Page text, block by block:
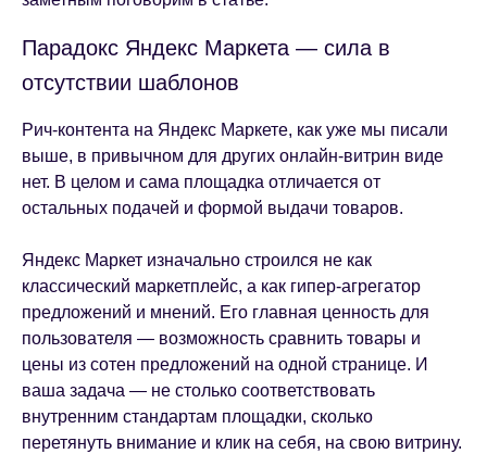
Парадокс Яндекс Маркета — сила в
отсутствии шаблонов
Рич-контента на Яндекс Маркете, как уже мы писали
выше, в привычном для других онлайн-витрин виде
нет. В целом и сама площадка отличается от
остальных подачей и формой выдачи товаров.
Яндекс Маркет изначально строился не как
классический маркетплейс, а как гипер-агрегатор
предложений и мнений. Его главная ценность для
пользователя — возможность сравнить товары и
цены из сотен предложений на одной странице. И
ваша задача — не столько соответствовать
внутренним стандартам площадки, сколько
перетянуть внимание и клик на себя, на свою витрину.